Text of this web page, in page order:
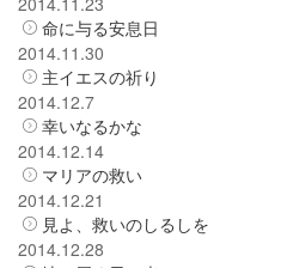
命に与る安息日
2014.11.30
主イエスの祈り
2014.12.7
幸いなるかな
2014.12.14
マリアの救い
2014.12.21
見よ、救いのしるしを
2014.12.28